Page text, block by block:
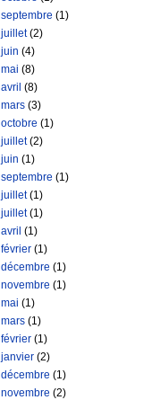
septembre (1)
juillet(2)
juin (4)
mai (8)
avril (8)
mars (3)
octobre (1)
juillet(2)
juin (1)
septembre (1)
juillet(1)
juillet(1)
avril (1)
février (1)
décembre (1)
novembre (1)
mai (1)
mars (1)
février (1)
janvier (2)
décembre (1)
novembre (2)